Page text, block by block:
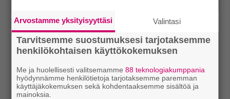
Arvostamme yksityisyyttäsi Valintasi
Tarvitsemme suostumuksesi tarjotaksemme
henkilökohtaisen käyttökokemuksen
Me ja huolellisesti valitsemamme88 teknologiakumppania
hyödynnämme henkilötietoja tarjotaksemme paremman
käyttäjäkokemuksen sekä kohdentaaksemme sisältöä ja
mainoksia.